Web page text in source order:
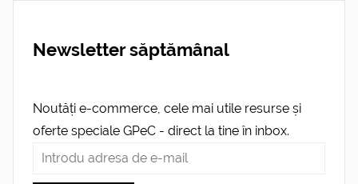
Newsletter săptămânal
Noutăți e-commerce, cele mai utile resurse și
oferte speciale GPeC - direct la tine în inbox.